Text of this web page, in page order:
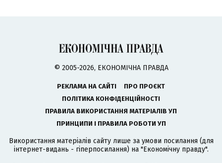
© 2005-2026, ЕКОНОМІЧНА ПРАВДА
РЕКЛАМА НА САЙТІ
ПРО ПРОЄКТ
ПОЛІТИКА КОНФІДЕНЦІЙНОСТІ
ПРАВИЛА ВИКОРИСТАННЯ МАТЕРІАЛІВ УП
ПРИНЦИПИ І ПРАВИЛА РОБОТИ УП
Використання матеріалів сайту лише за умови посилання (для
інтернет-видань - гіперпосилання) на "Економічну правду".